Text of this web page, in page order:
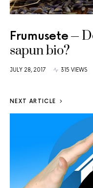
Frumusete
sapun bio?
JULY 28, 2017 315 VIEWS
NEXT ARTICLE